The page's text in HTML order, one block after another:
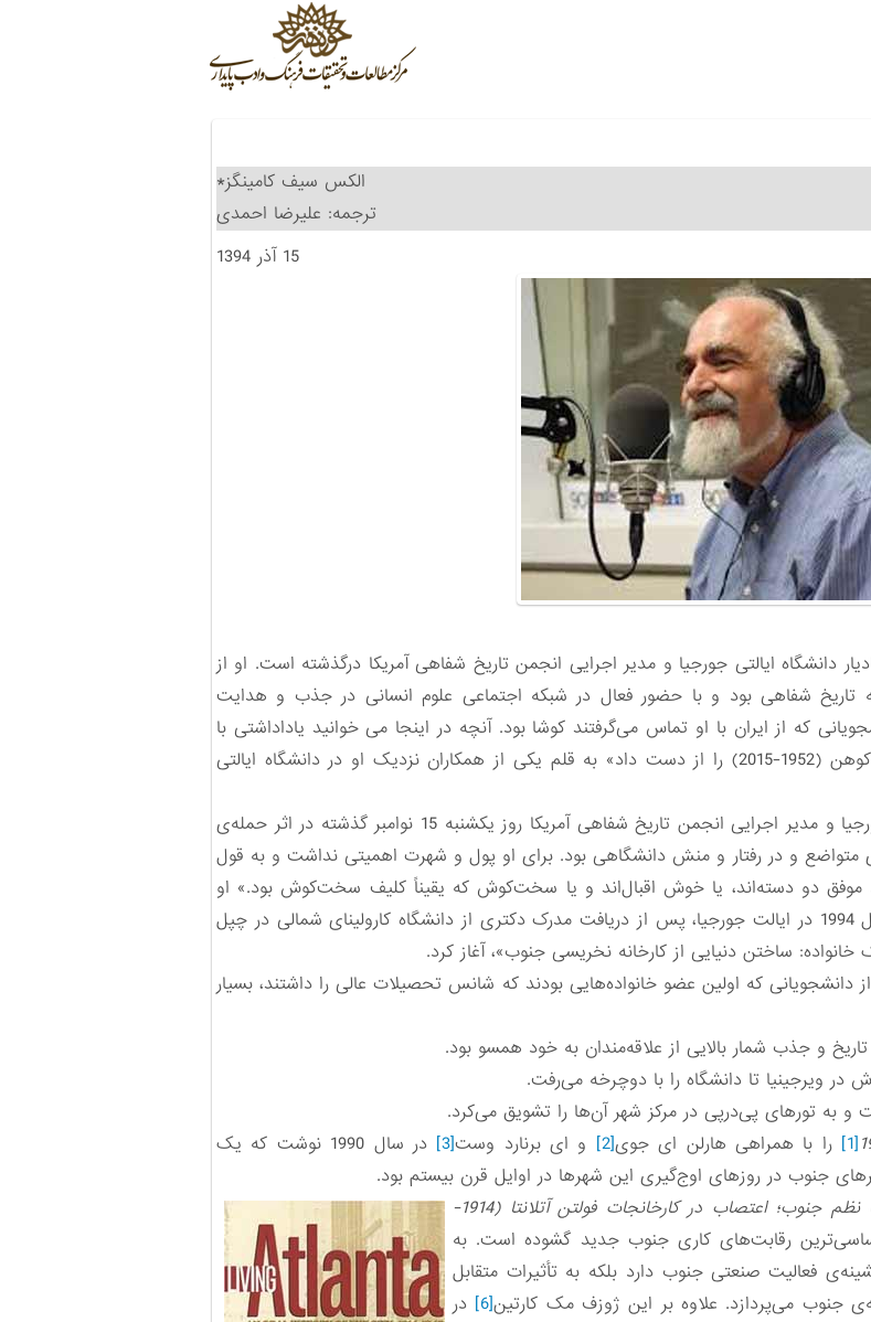
الکس سیف کامینگز*
ترجمه: علیرضا احمدی
15 آذر 1394
دانشگاه ایالتی جورجیا و مدیر اجرایی انجمن تاریخ شفاهی آمریکا درگذشته است. او از
تاریخ شفاهی بود و با حضور فعال در شبکه اجتماعی علوم انسانی در جذب و هدایت
که از ایران با او تماس می‌گرفتند کوشا بود. آنچه در اینجا می خوانید یاداداشتی با
عنوان «آتلانتا بزرگترین شنونده‌ی خود کوهن (1952-2015) را از دست داد» به قلم یکی از همکاران نزدیک او در دانشگاه ایالتی
کلیفورد کوهن (1952-2015)، استادیار دانشگاه ایالتی جورجیا و مدیر اجرایی انجمن تاریخ شفاهی آمریکا روز یکشنبه 15 نوامبر گذشته در اثر حمله‌ی
متواضع و در رفتار و منش دانشگاهی بود. برای او پول و شهرت اهمیتی نداشت و به قول
موفق دو دسته‌اند، یا خوش اقبال‌اند و یا سخت‌کوش که یقیناً کلیف سخت‌کوش بود.» او
توجه زیادی به یادگیری داشت و حرفه‌ی خود را در سال 1994 در ایالت جورجیا، پس از دریافت مدرک دکتری از دانشگاه کارولینای شمالی در چپل
ساختن دنیایی از کارخانه نخریسی جنوب»، آغاز کرد.
که اولین عضو خانواده‌هایی بودند که شانس تحصیلات عالی را داشتند، بسیار
و جذب شمار بالایی از علاقه‌مندان به خود همسو بود.
در ویرجینیا تا دانشگاه را با دوچرخه می‌رفت.
و به تورهای پی‌درپی در مرکز شهر آن‌ها را تشویق می‌کرد.
[1] را با همراهی هارلن ای جوی[2] و ای برنارد وست[3]
در سال 1990 نوشت که یک
جنوب در روزهای اوج‌گیری این شهرها در اوایل قرن بیستم بود.
رقابت با نظم جنوب؛ اعتصاب در کارخانجات فولتن آتلانتا (1914-
از اساسی‌ترین رقابت‌های کاری جنوب جدید گشوده است. به
فعالیت صنعتی جنوب دارد بلکه به تأثیرات متقابل
جنوب می‌پردازد. علاوه بر این ژوزف مک کارتین[6] در